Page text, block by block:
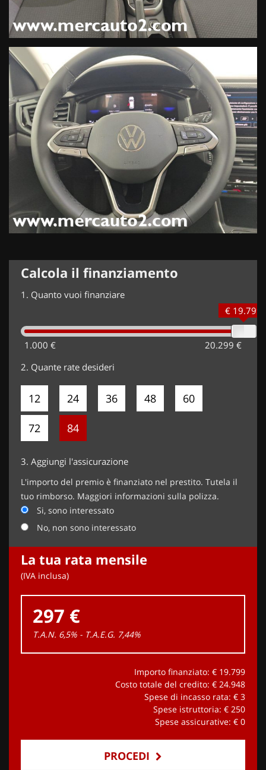
Calcola il finanziamento
1. Quanto vuoi finanziare
1.000 € 20.299 €
€ 19.799
2. Quante rate desideri
12 24 36 48 60
72 84
3. Aggiungi l'assicurazione
L'importo del premio è finanziato nel prestito. Tutela il
tuo rimborso. Maggiori informazioni sulla polizza.
Si, sono interessato
No, non sono interessato
La tua rata mensile
(IVA inclusa)
297 €
T.A.N. 6,5% - T.A.E.G. 7,44%
Importo finanziato: € 19.799
Costo totale del credito: € 24.948
Spese di incasso rata: € 3
Spese istruttoria: € 250
Spese assicurative: € 0
PROCEDI